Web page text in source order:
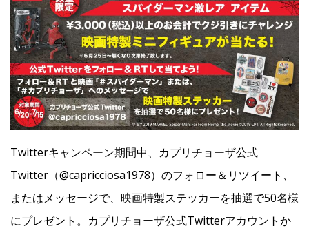
Twitterキャンペーン期間中、カプリチョーザ公式
Twitter（@capricciosa1978）のフォロー＆リツイート、
またはメッセージで、映画特製ステッカーを抽選で50名様
にプレゼント。カプリチョーザ公式Twitterアカウントか